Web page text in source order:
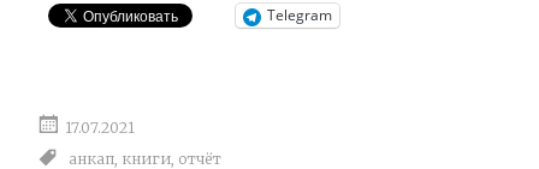
Telegram
17.07.2021
анкап книги отчёт